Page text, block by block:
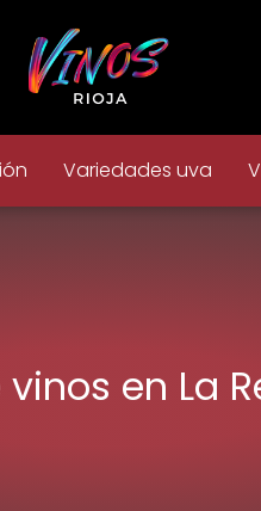
Variedades uva
en La